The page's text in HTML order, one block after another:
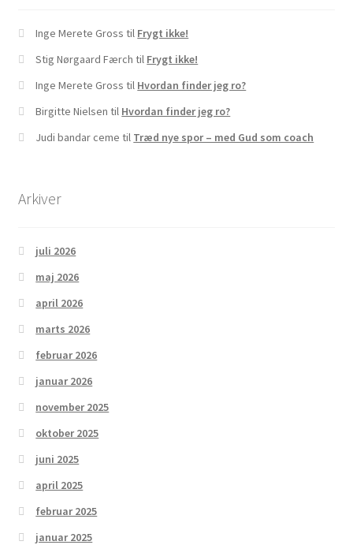
Inge Merete Gross til Frygt ikke!
Stig Nørgaard Færch til Frygt ikke!
Inge Merete Gross til Hvordan finder jeg ro?
Birgitte Nielsen til Hvordan finder jeg ro?
Judi bandar ceme til Træd nye spor – med Gud som coach
Arkiver
juli 2026
maj 2026
april 2026
marts 2026
februar 2026
januar 2026
november 2025
oktober 2025
juni 2025
april 2025
februar 2025
januar 2025